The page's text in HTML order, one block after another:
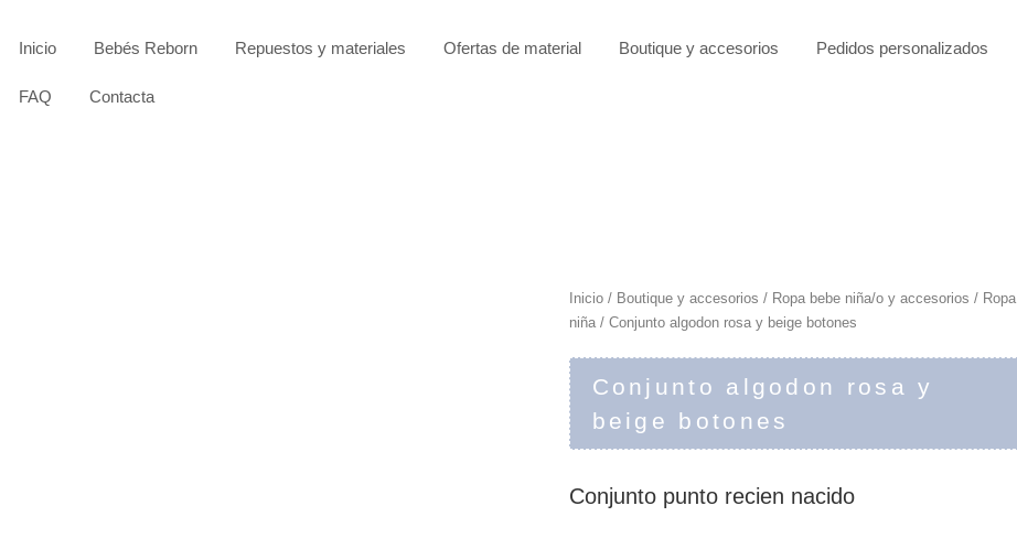
Inicio Bebés Reborn Repuestos y materiales Ofertas de material Boutique y accesorios Pedidos personalizados
FAQ Contacta
Inicio/ Boutique y accesorios / Ropa bebe niña/o y accesorios / Ropa
niña/ Conjunto algodon rosa y beige botones
Conjunto algodon rosa y
beige botones
Conjunto punto recien nacido